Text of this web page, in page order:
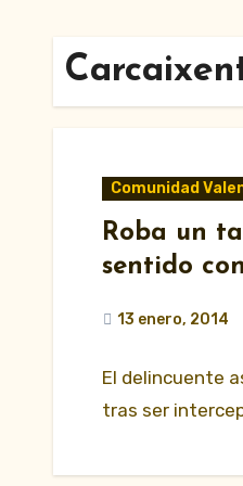
Comunidad
Roba un
sentido
13 enero, 2014
El delincuente
tras ser